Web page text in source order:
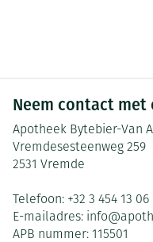
Neem contact met
Apotheek Bytebier-Van
Vremdesesteenweg 259
2531 Vremde
Telefoon: +32 3 454 13 06
E-mailadres: info@
APB nummer: 115501